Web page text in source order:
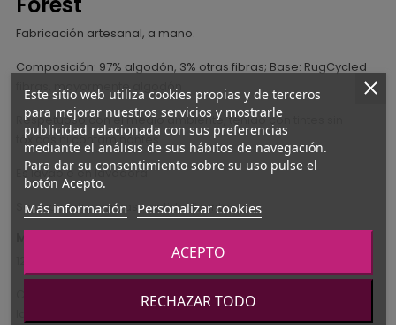
Fabricación artesanal, a mano.
Composición: 97% algodón, 3% otras fibras; Base: RugCycled
fibras, mayormente algodón
Respetuoso con el medio ambiente, teñido con tintes sin
tóxicos ni contaminantes.
Es lavable en lavadora.
Se aconseja una base antideslizante.
CERTIFICADOS ISO 9001, ISO 14001, ISO 18001. Se cumplen todas
Este sitio web utiliza cookies propias y de terceros
para mejorar nuestros servicios y mostrarle
publicidad relacionada con sus preferencias
mediante el análisis de sus hábitos de navegación.
Para dar su consentimiento sobre su uso pulse el
botón Acepto.
Más información Personalizar cookies
RECHAZAR TODO
ACEPTO